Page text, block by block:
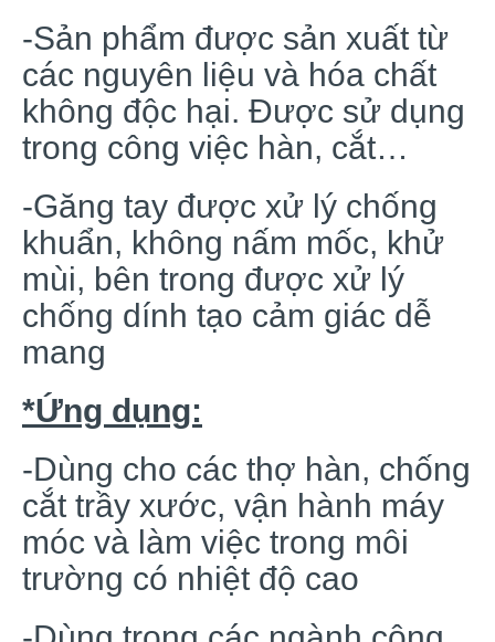
-Sản phẩm được sản xuất từ
các nguyên liệu và hóa chất
không độc hại. Được sử dụng
trong công việc hàn, cắt…
-Găng tay được xử lý chống
khuẩn, không nấm mốc, khử
mùi, bên trong được xử lý
chống dính tạo cảm giác dễ
mang
*Ứng dụng:
-Dùng cho các thợ hàn, chống
cắt trầy xước, vận hành máy
móc và làm việc trong môi
trường có nhiệt độ cao